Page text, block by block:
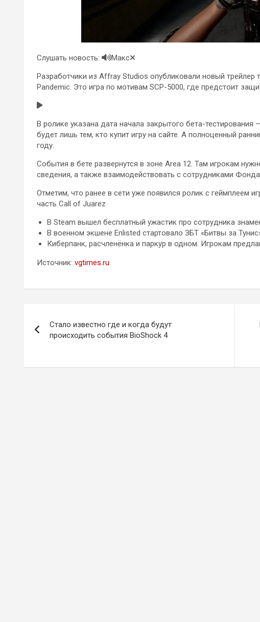
Слушать новость:
Макс
Разработчики из Affray Studios опубликовали новый трейлер
Pandemic. Это игра по мотивам SCP-5000, где предстоит
В ролике указана дата начала закрытого бета-
будет лишь тем, кто купит игру на сайте. А полноценный
году.
События в бете развернутся в зоне Area 12. Там игрокам
сведения, а также взаимодействовать с сотрудниками Фонда
Отметим, что ранее в сети уже появился ролик с геймплеем
часть Call of Juarez
В Steam вышел бесплатный ужастик про сотрудника
В военном экшене Enlisted стартовало ЗБТ «Битвы за
Киберпанк, расчленёнка и паркур в одном. Игрокам
Источник: vgtimes.ru
по
Стало известно где и когда будут
происходить события BioShock 4